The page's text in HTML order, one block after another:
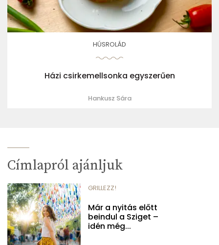
HÚSROLÁD
Házi csirkemellsonka egyszerűen
Hankusz Sára
Címlapról ajánljuk
GRILLEZZ!
Már a nyitás előtt
beindul a Sziget –
idén még...